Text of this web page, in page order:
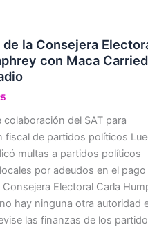
la Consejera
con Maca
colaboración del SAT para
fiscal de partidos políticos
multas a partidos políticos
por adeudos en el
Electoral Carla
hay ninguna otra autoridad
las finanzas de los